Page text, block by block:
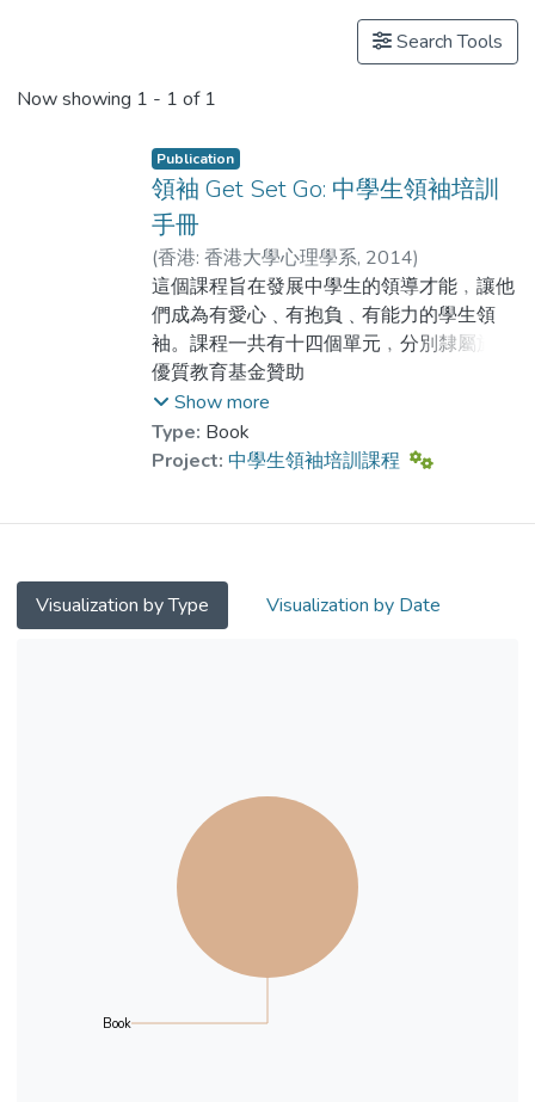
Search Tools
Now showing 1 - 1 of 1
Publication
領袖 Get Set Go: 中學生領袖培訓
手冊
(香港: 香港大學心理學系, 2014)
王柏豪博士
;羅偉柏
;
Lam, Shui-fong
;劉起鵬
這個課程旨在發展中學生的領導才能﹐讓他
們成為有愛心﹑有抱負﹑有能力的學生領
袖。課程一共有十四個單元﹐分別隸屬於四
個範疇﹕價值取向﹑個人能力﹑社群能力和
組織能力。這是一個有穩固理論基礎和實證
支持的課程。透過個案討論﹑角色扮演﹑示
範和實習﹐學生的學習得以深化和生活化。
用。
優質教育基金贊助
Show more
Type: Book
Project: 中學生領袖培訓課程
Visualization by Type Visualization by Date
Book